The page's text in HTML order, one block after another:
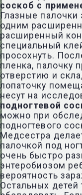
соскоб с
Глазные палочки
одним
расширенный
специальный
просохнуть.
пленка, палочку
отверстию и
лопаточку
несут на
подногтевой
можно при
подногтевого
Медсестра
палочкой под
очень быстро
энтеробиозом
вероятность
Остальных